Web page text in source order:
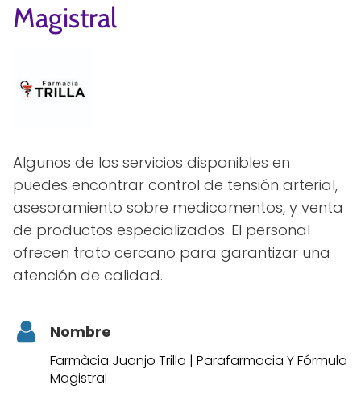
Magistral
Algunos de los servicios disponibles en
puedes encontrar control de tensión arterial,
asesoramiento sobre medicamentos, y venta
de productos especializados. El personal
ofrecen trato cercano para garantizar una
atención de calidad.
Nombre
Farmàcia Juanjo Trilla | Parafarmacia Y Fórmula
Magistral